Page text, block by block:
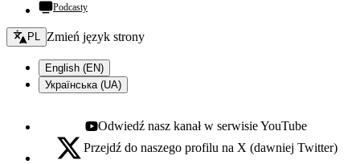
Podcasty
Zmień język - bieżący:
PL Zmień język strony
English (EN)
Українська (UA)
Youtube - otwiera się w nowej karcie
Odwiedź nasz kanał w serwisie YouTube
X - otwiera się w nowej karcie
Przejdź do naszego profilu na X (dawniej Twitter)